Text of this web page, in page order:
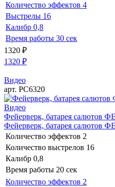
Количество эффектов 4
Выстрелы 16
Калибр 0,8
Время работы 30 сек
1320 ₽
1320 ₽
Видео
арт. РС6320
Видео
Фейерверк, батарея
Фейерверк, батарея
Количество эффектов 2
Количество выстрелов 16
Калибр 0,8
Время работы 20 сек
Количество эффектов 2